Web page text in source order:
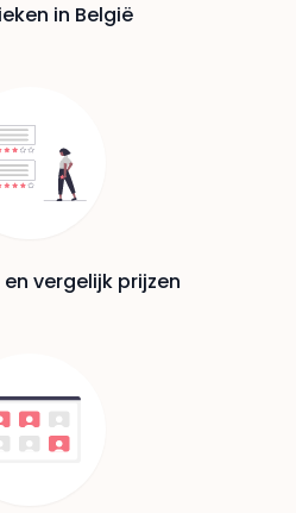
in België
en vergelijk prijzen